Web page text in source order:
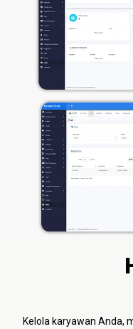
Kelola karyawan Anda,